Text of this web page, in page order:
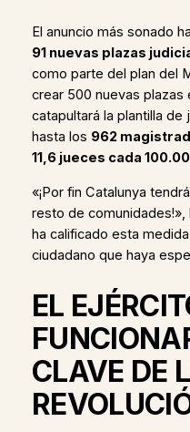
El anuncio más sonado
91 nuevas plazas
como parte del plan del
crear 500 nuevas plazas
catapultará la plantilla
hasta los 962
11,6 jueces cada
«¡Por fin Catalunya
resto de comunidades!»,
ha calificado esta
ciudadano que haya
EL
CLAVE DE